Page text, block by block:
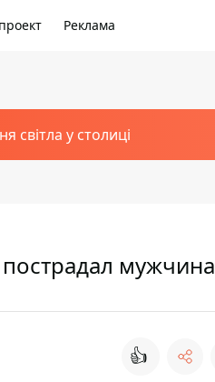
Реклама
світла у столиці
мужчина
👍